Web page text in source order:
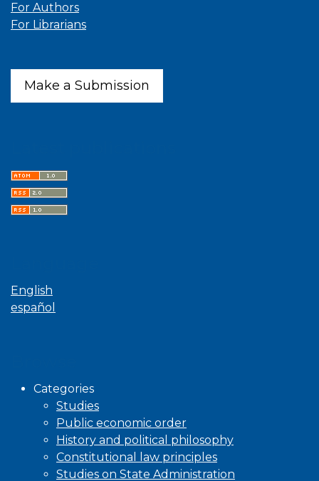
For Authors
For Librarians
Make a Submission
English
español
Categories
Studies
Public economic order
History and political philosophy
Constitutional law principles
Studies on State Administration